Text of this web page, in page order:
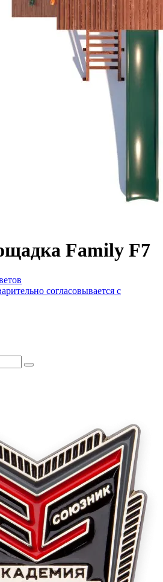
Family F7
согласовывается с